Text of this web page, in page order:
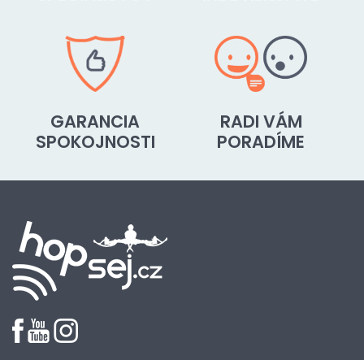
GARANCIA
SPOKOJNOSTI
RADI VÁM
PORADÍME